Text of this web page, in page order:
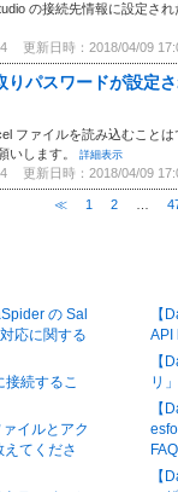
の接続先情報に設定さ
更新日時：2018/04/09
パスワードが設定
ファイルを読み込むこと
いします。
詳細表示
更新日時：2018/04/09
≪ 1 2
の Sal
応に関する
接続するこ
イルとアク
てくださ
【
API
【
リ
【
FAQ
【